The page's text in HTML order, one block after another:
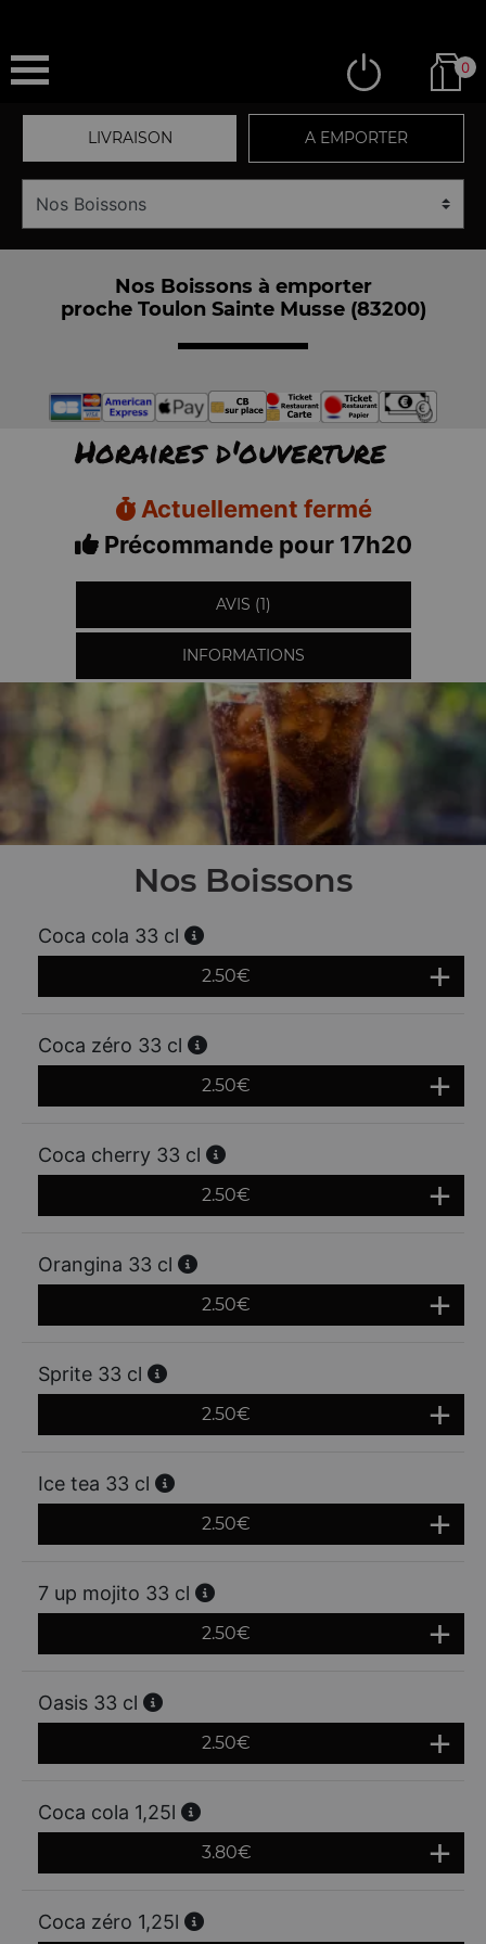
0
LIVRAISON A EMPORTER
Nos Boissons à emporter
proche Toulon Sainte Musse (83200)
Horaires d'ouverture
Actuellement fermé
Précommande pour 17h20
AVIS (1)
INFORMATIONS
Nos Boissons
Coca cola 33 cl
2.50€
Coca zéro 33 cl
2.50€
Coca cherry 33 cl
2.50€
Orangina 33 cl
2.50€
Sprite 33 cl
2.50€
Ice tea 33 cl
2.50€
7 up mojito 33 cl
2.50€
Oasis 33 cl
2.50€
Coca cola 1,25l
3.80€
Coca zéro 1,25l